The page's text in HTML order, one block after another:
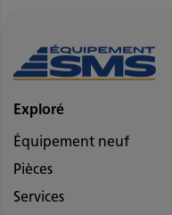
Exploré
Équipement neuf
Pièces
Services